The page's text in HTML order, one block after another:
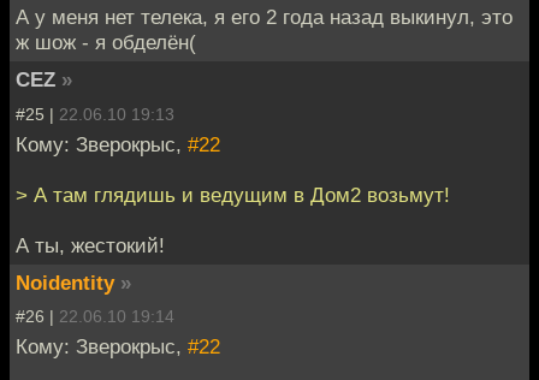
А у меня нет телека, я его 2 года назад выкинул, это
ж шож - я обделён(
CEZ »
#25 | 22.06.10 19:13
Кому: Зверокрыс, #22
> А там глядишь и ведущим в Дом2 возьмут!
А ты, жестокий!
Noidentity »
#26 | 22.06.10 19:14
Кому: Зверокрыс, #22